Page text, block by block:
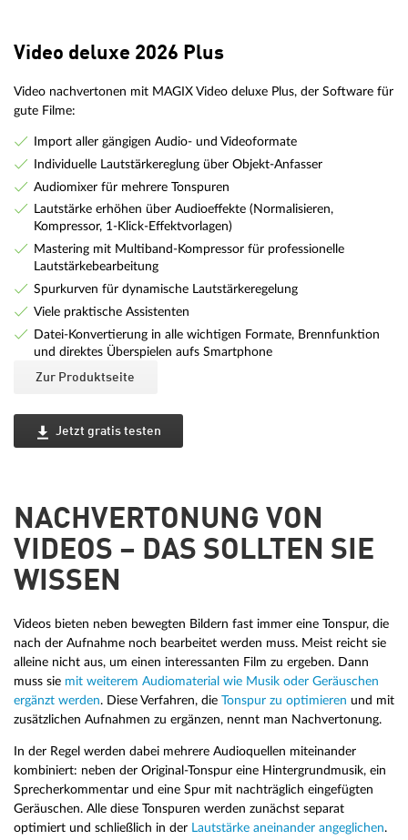
Video deluxe 2026 Plus
Video nachvertonen mit MAGIX Video deluxe Plus, der Software für
gute Filme:
Import aller gängigen Audio- und Videoformate
Individuelle Lautstärkereglung über Objekt-Anfasser
Audiomixer für mehrere Tonspuren
Lautstärke erhöhen über Audioeffekte (Normalisieren,
Kompressor, 1-Klick-Effektvorlagen)
Mastering mit Multiband-Kompressor für professionelle
Lautstärkebearbeitung
Spurkurven für dynamische Lautstärkeregelung
Viele praktische Assistenten
Datei-Konvertierung in alle wichtigen Formate, Brennfunktion
und direktes Überspielen aufs Smartphone
Zur Produktseite
Jetzt gratis testen
NACHVERTONUNG VON
VIDEOS – DAS SOLLTEN SIE
WISSEN
Videos bieten neben bewegten Bildern fast immer eine Tonspur, die
nach der Aufnahme noch bearbeitet werden muss. Meist reicht sie
alleine nicht aus, um einen interessanten Film zu ergeben. Dann
muss sie mit weiterem Audiomaterial wie Musik oder Geräuschen
ergänzt werden. Diese Verfahren, die Tonspur zu optimieren und mit
zusätzlichen Aufnahmen zu ergänzen, nennt man Nachvertonung.
In der Regel werden dabei mehrere Audioquellen miteinander
kombiniert: neben der Original-Tonspur eine Hintergrundmusik, ein
Sprecherkommentar und eine Spur mit nachträglich eingefügten
Geräuschen. Alle diese Tonspuren werden zunächst separat
optimiert und schließlich in der Lautstärke aneinander angeglichen.